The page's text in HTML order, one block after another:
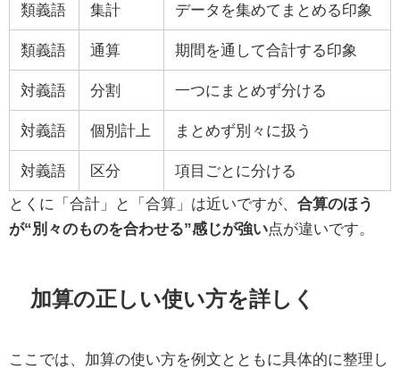
類義語 集計 データを集めてまとめる印象
類義語 通算 期間を通して合計する印象
対義語 分割 一つにまとめず分ける
対義語 個別計上 まとめず別々に扱う
対義語 区分 項目ごとに分ける
とくに「合計」と「合算」は近いですが、 合算のほう
が“別々のものを合わせる”感じが強い点が違いです。
加算の正しい使い方を詳しく
ここでは、加算の使い方を例文とともに具体的に整理し